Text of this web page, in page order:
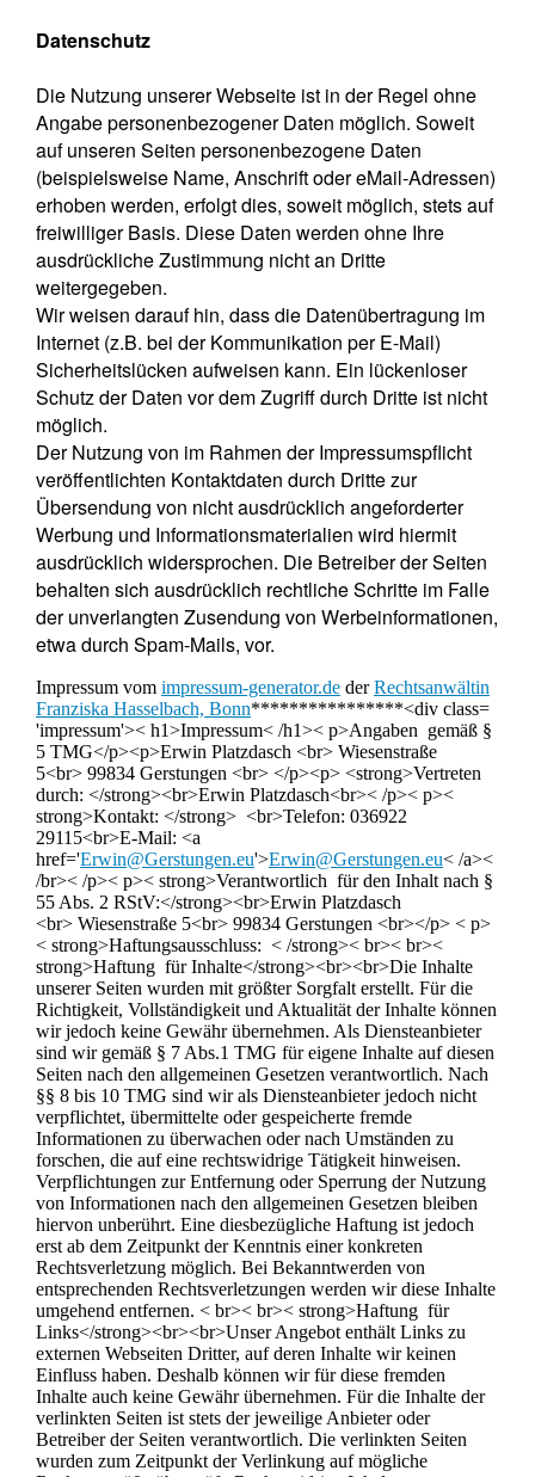
Datenschutz
Die Nutzung unserer Webseite ist in der Regel ohne
Angabe personenbezogener Daten möglich. Soweit
auf unseren Seiten personenbezogene Daten
(beispielsweise Name, Anschrift oder eMail-Adressen)
erhoben werden, erfolgt dies, soweit möglich, stets auf
freiwilliger Basis. Diese Daten werden ohne Ihre
ausdrückliche Zustimmung nicht an Dritte
weitergegeben.
Wir weisen darauf hin, dass die Datenübertragung im
Internet (z.B. bei der Kommunikation per E-Mail)
Sicherheitslücken aufweisen kann. Ein lückenloser
Schutz der Daten vor dem Zugriff durch Dritte ist nicht
möglich.
Der Nutzung von im Rahmen der Impressumspflicht
veröffentlichten Kontaktdaten durch Dritte zur
Übersendung von nicht ausdrücklich angeforderter
Werbung und Informationsmaterialien wird hiermit
ausdrücklich widersprochen. Die Betreiber der Seiten
behalten sich ausdrücklich rechtliche Schritte im Falle
der unverlangten Zusendung von Werbeinformationen,
etwa durch Spam-Mails, vor.
Impressum vom impressum-generator.de derRechtsanwältin
Franziska Hasselbach, Bonn****************<div class=
'impressum'>< h1>Impressum< /h1>< p>Angaben gemäß §
5 TMG</p><p>Erwin Platzdasch <br> Wiesenstraße
5<br> 99834 Gerstungen <br> </p><p> <strong>Vertreten
durch: </strong><br>Erwin Platzdasch<br>< /p>< p><
strong>Kontakt: </strong> <br>Telefon: 036922
29115<br>E-Mail: <a
href='Erwin@Gerstungen.eu'>Erwin@Gerstungen.eu< /a><
/br>< /p>< p>< strong>Verantwortlich für den Inhalt nach §
55 Abs. 2 RStV:</strong><br>Erwin Platzdasch
<br> Wiesenstraße 5<br> 99834 Gerstungen <br></p> < p>
< strong>Haftungsausschluss: < /strong>< br>< br><
strong>Haftung für Inhalte</strong><br><br>Die Inhalte
unserer Seiten wurden mit größter Sorgfalt erstellt. Für die
Richtigkeit, Vollständigkeit und Aktualität der Inhalte können
wir jedoch keine Gewähr übernehmen. Als Diensteanbieter
sind wir gemäß § 7 Abs.1 TMG für eigene Inhalte auf diesen
Seiten nach den allgemeinen Gesetzen verantwortlich. Nach
§§ 8 bis 10 TMG sind wir als Diensteanbieter jedoch nicht
verpflichtet, übermittelte oder gespeicherte fremde
Informationen zu überwachen oder nach Umständen zu
forschen, die auf eine rechtswidrige Tätigkeit hinweisen.
Verpflichtungen zur Entfernung oder Sperrung der Nutzung
von Informationen nach den allgemeinen Gesetzen bleiben
hiervon unberührt. Eine diesbezügliche Haftung ist jedoch
erst ab dem Zeitpunkt der Kenntnis einer konkreten
Rechtsverletzung möglich. Bei Bekanntwerden von
entsprechenden Rechtsverletzungen werden wir diese Inhalte
umgehend entfernen. < br>< br>< strong>Haftung für
Links</strong><br><br>Unser Angebot enthält Links zu
externen Webseiten Dritter, auf deren Inhalte wir keinen
Einfluss haben. Deshalb können wir für diese fremden
Inhalte auch keine Gewähr übernehmen. Für die Inhalte der
verlinkten Seiten ist stets der jeweilige Anbieter oder
Betreiber der Seiten verantwortlich. Die verlinkten Seiten
wurden zum Zeitpunkt der Verlinkung auf mögliche